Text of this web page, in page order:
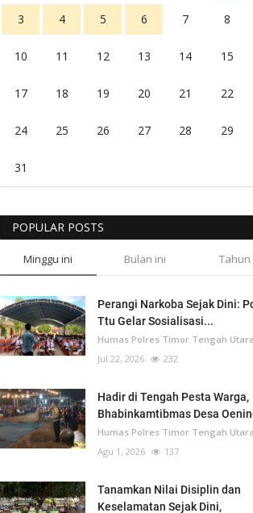
3 4 5 6 7 8
10 11 12 13 14 15
17 18 19 20 21 22
24 25 26 27 28 29
31
POPULAR POSTS
Minggu ini Bulan ini Tahun
Perangi Narkoba Sejak Dini:
Ttu Gelar Sosialisasi...
Humas Polres Timor Tengah Utara
Jul 22, 2026
232
Hadir di Tengah Pesta Warga,
Bhabinkamtibmas Desa
Humas Polres Timor Tengah Utara
Agu 1, 2026
137
Tanamkan Nilai Disiplin dan
Keselamatan Sejak Dini,